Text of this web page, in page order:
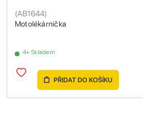
Motolékárnička
(AB1644)
4+ Skladem
PŘIDAT DO KOŠÍKU